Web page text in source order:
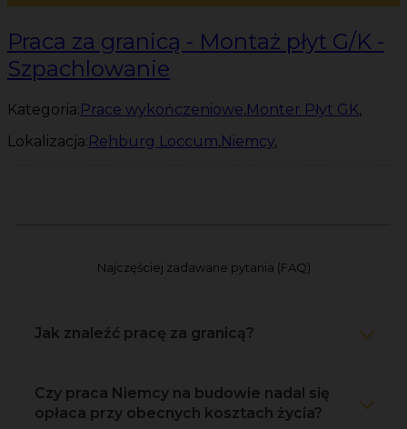
Praca za granicą - Montaż płyt G/K -
Szpachlowanie
Kategoria:Prace wykończeniowe,Monter Płyt GK,
Lokalizacja:Rehburg Loccum,Niemcy,
Najczęściej zadawane pytania (FAQ)
Jak znaleźć pracę za granicą?
Czy praca Niemcy na budowie nadal się
opłaca przy obecnych kosztach życia?